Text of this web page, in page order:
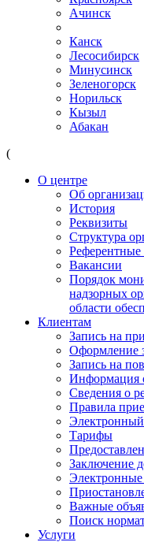
Ачинск
Канск
Лесосибирск
Минусинск
Зеленогорск
Норильск
Кызыл
Абакан
(
О центре
Об
История
Реквизиты
Структура
Вакансии
Порядок
надзорных
области
Клиентам
Запись на
Оформление
Запись на
Информация
Сведения о
Правила
Тарифы
Заключение
Важные
Поиск
Услуги